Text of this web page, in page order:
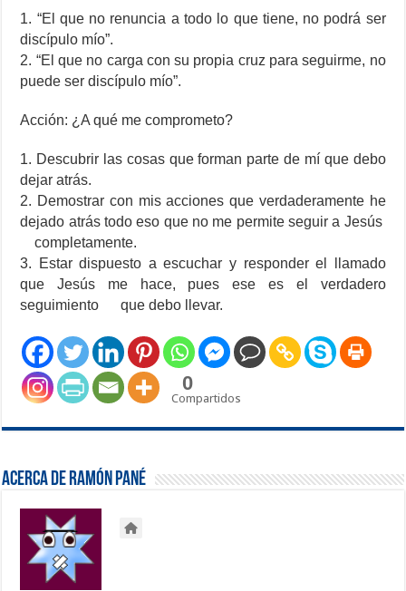
1. “El que no renuncia a todo lo que tiene, no podrá ser
discípulo mío”.
2. “El que no carga con su propia cruz para seguirme, no
puede ser discípulo mío”.
Acción: ¿A qué me comprometo?
1. Descubrir las cosas que forman parte de mí que debo
dejar atrás.
2. Demostrar con mis acciones que verdaderamente he
dejado atrás todo eso que no me permite seguir a Jesús
completamente.
3. Estar dispuesto a escuchar y responder el llamado
que Jesús me hace, pues ese es el verdadero
seguimiento que debo llevar.
0
Compartidos
Acerca de Ramón Pané